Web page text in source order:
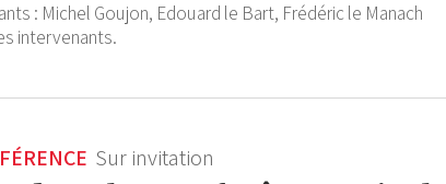
: Michel Goujon, Edouard le Bart, Frédéric le Manach
intervenants.
Sur invitation